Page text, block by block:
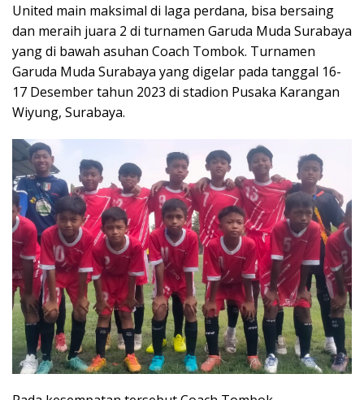
United main maksimal di laga perdana, bisa bersaing
dan meraih juara 2 di turnamen Garuda Muda Surabaya
yang di bawah asuhan Coach Tombok. Turnamen
Garuda Muda Surabaya yang digelar pada tanggal 16-
17 Desember tahun 2023 di stadion Pusaka Karangan
Wiyung, Surabaya.